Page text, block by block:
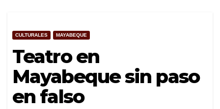
CULTURALES MAYABEQUE
Teatro en
Mayabeque sin paso
en falso